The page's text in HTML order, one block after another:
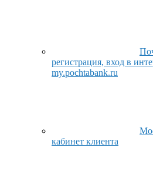
регистрация, вход в
my.pochtabank.ru
кабинет клиента